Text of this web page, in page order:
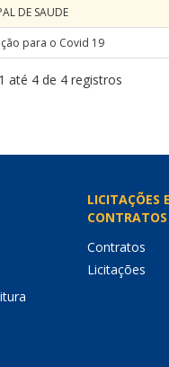
DE SAUDE
para o Covid 19
até 4 de 4 registros
LICITAÇÕES E
CONTRATOS
Contratos
Licitações